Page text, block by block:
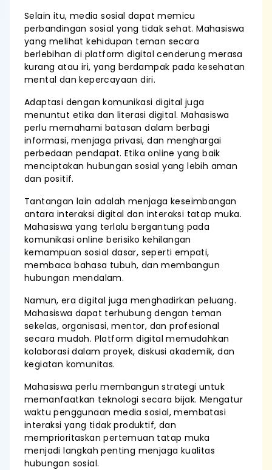
Selain itu, media sosial dapat memicu
perbandingan sosial yang tidak sehat. Mahasiswa
yang melihat kehidupan teman secara
berlebihan di platform digital cenderung merasa
kurang atau iri, yang berdampak pada kesehatan
mental dan kepercayaan diri.
Adaptasi dengan komunikasi digital juga
menuntut etika dan literasi digital. Mahasiswa
perlu memahami batasan dalam berbagi
informasi, menjaga privasi, dan menghargai
perbedaan pendapat. Etika online yang baik
menciptakan hubungan sosial yang lebih aman
dan positif.
Tantangan lain adalah menjaga keseimbangan
antara interaksi digital dan interaksi tatap muka.
Mahasiswa yang terlalu bergantung pada
komunikasi online berisiko kehilangan
kemampuan sosial dasar, seperti empati,
membaca bahasa tubuh, dan membangun
hubungan mendalam.
Namun, era digital juga menghadirkan peluang.
Mahasiswa dapat terhubung dengan teman
sekelas, organisasi, mentor, dan profesional
secara mudah. Platform digital memudahkan
kolaborasi dalam proyek, diskusi akademik, dan
kegiatan komunitas.
Mahasiswa perlu membangun strategi untuk
memanfaatkan teknologi secara bijak. Mengatur
waktu penggunaan media sosial, membatasi
interaksi yang tidak produktif, dan
memprioritaskan pertemuan tatap muka
menjadi langkah penting menjaga kualitas
hubungan sosial.